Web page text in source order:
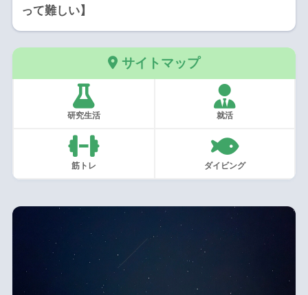
って難しい】
サイトマップ
研究生活 就活
筋トレ ダイビング